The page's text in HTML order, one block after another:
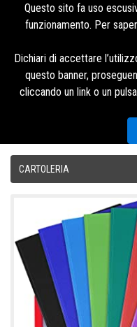
CARTOLERIA
Questo sito fa uso
funzionamento. Per
Dichiari di accettare
questo banner,
cliccando un link o un